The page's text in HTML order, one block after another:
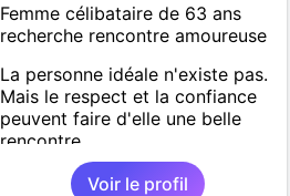
Femme célibataire de 63 ans
recherche rencontre amoureuse
La personne idéale n'existe pas.
Mais le respect et la confiance
peuvent faire d'elle une belle
rencontre
Voir le profil